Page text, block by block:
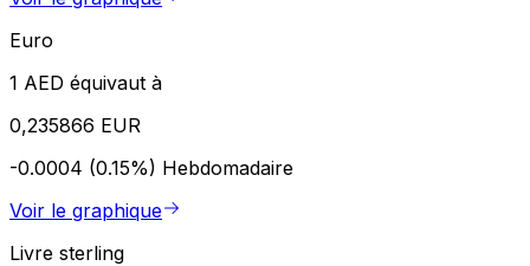
Euro
1 AED équivaut à
0,235866 EUR
-0.0004 (0.15%) Hebdomadaire
Voir le graphique
Livre sterling